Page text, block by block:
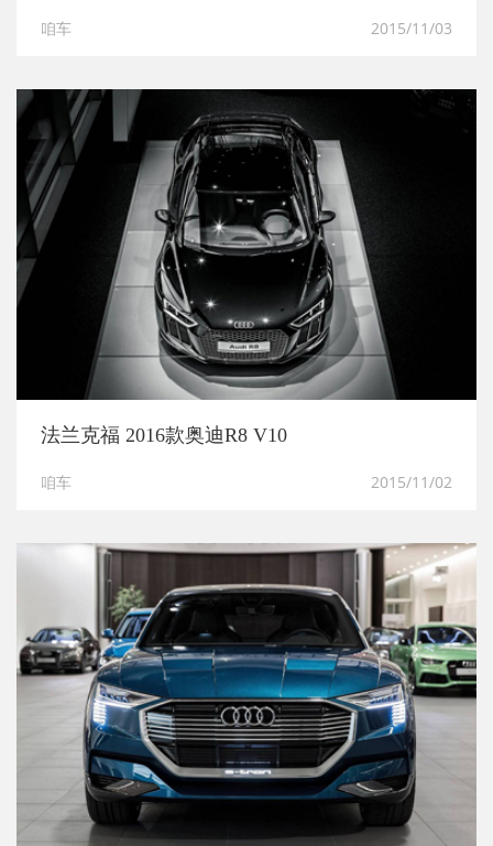
咱车 2015/11/03
法兰克福 2016款奥迪R8 V10
咱车 2015/11/02